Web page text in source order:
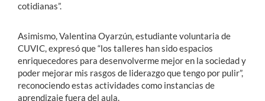
cotidianas”.
Asimismo, Valentina Oyarzún, estudiante voluntaria de
CUVIC, expresó que “los talleres han sido espacios
enriquecedores para desenvolverme mejor en la sociedad y
poder mejorar mis rasgos de liderazgo que tengo por pulir”,
reconociendo estas actividades como instancias de
aprendizaje fuera del aula.